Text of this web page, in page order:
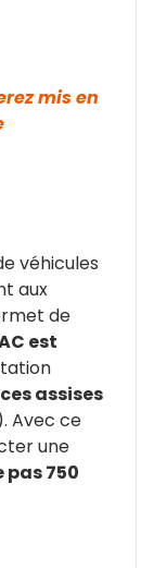
mis en
véhicules
aux
de
est
assises
Avec ce
une
pas 750